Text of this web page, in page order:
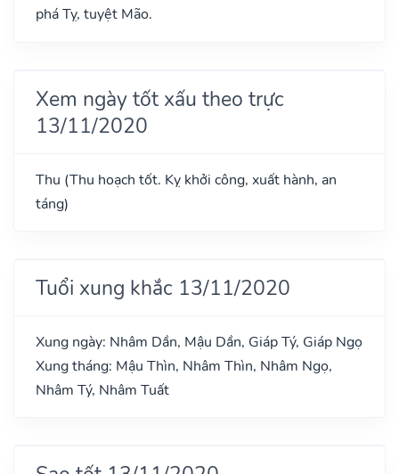
phá Tỵ, tuyệt Mão.
Xem ngày tốt xấu theo trực
13/11/2020
Thu (Thu hoạch tốt. Kỵ khởi công, xuất hành, an
táng)
Tuổi xung khắc 13/11/2020
Xung ngày: Nhâm Dần, Mậu Dần, Giáp Tý, Giáp Ngọ
Xung tháng: Mậu Thìn, Nhâm Thìn, Nhâm Ngọ,
Nhâm Tý, Nhâm Tuất